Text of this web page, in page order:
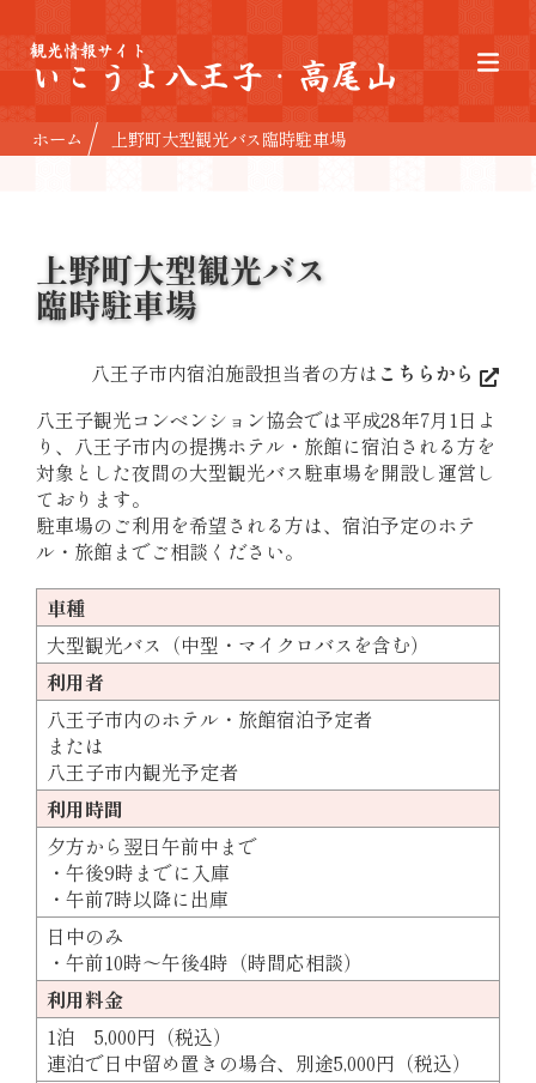
観光情報サイト
いこうよ八王子・高尾山
ホーム 上野町大型観光バス臨時駐車場
上野町大型観光バス
臨時駐車場
八王子市内宿泊施設担当者の方は こちらから
八王子観光コンベンション協会では平成28年7月1日よ
り、八王子市内の提携ホテル・旅館に宿泊される方を
対象とした夜間の大型観光バス駐車場を開設し運営し
ております。
駐車場のご利用を希望される方は、宿泊予定のホテ
ル・旅館までご相談ください。
車種
大型観光バス（中型・マイクロバスを含む）
利用者
八王子市内のホテル・旅館宿泊予定者
または
八王子市内観光予定者
利用時間
夕方から翌日午前中まで
・午後9時までに入庫
・午前7時以降に出庫
日中のみ
・午前10時～午後4時（時間応相談）
利用料金
1泊 5,000円（税込）
連泊で日中留め置きの場合、別途5,000円（税込）